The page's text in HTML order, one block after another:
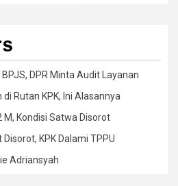
DPR Minta Audit Layanan
Rutan KPK, Ini Alasannya
M, Kondisi Satwa Disorot
KPK Dalami TPPU
Adriansyah